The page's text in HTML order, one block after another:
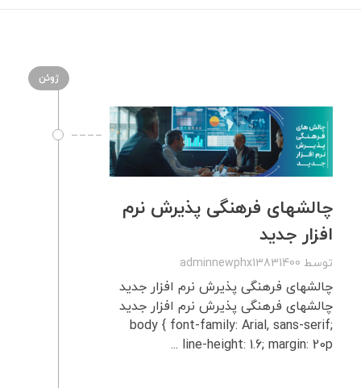
ژوئن
چالشهای فرهنگی پذیرش نرم‌
افزار جدید
توسط adminnewphx13831400
چالشهای فرهنگی پذیرش نرم‌ افزار جدید
چالشهای فرهنگی پذیرش نرم‌ افزار جدید
body { font-family: Arial, sans-serif;
line-height: 1.6; margin: 20p ...